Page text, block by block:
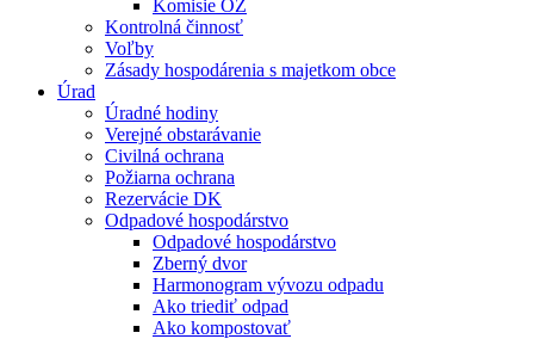
Komisie OZ
Kontrolná činnosť
Voľby
Zásady hospodárenia s majetkom obce
Úrad
Úradné hodiny
Verejné obstarávanie
Civilná ochrana
Požiarna ochrana
Rezervácie DK
Odpadové hospodárstvo
Odpadové hospodárstvo
Zberný dvor
Harmonogram vývozu odpadu
Ako triediť odpad
Ako kompostovať